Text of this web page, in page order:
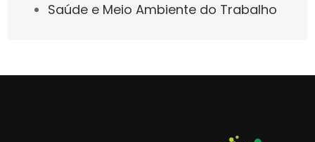
Saúde e Meio Ambiente do Trabalho